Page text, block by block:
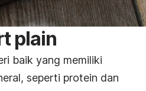
plain
baik yang memiliki
seperti protein dan